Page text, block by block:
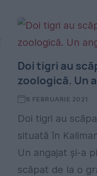
Doi tigri au
zoologică. Un
6 FEBRUARIE 2021
Doi tigri au
situată în
Un angajat și-a
scăpat de la o